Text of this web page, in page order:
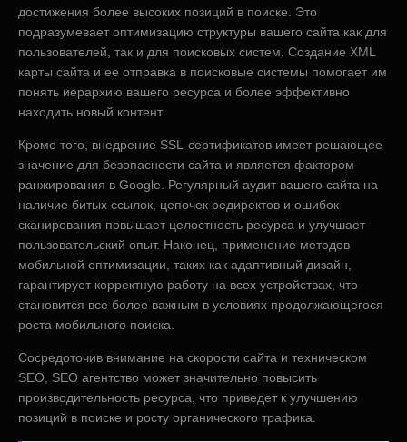
достижения более высоких позиций в поиске. Это
подразумевает оптимизацию структуры вашего сайта как для
пользователей, так и для поисковых систем. Создание XML
карты сайта и ее отправка в поисковые системы помогает им
понять иерархию вашего ресурса и более эффективно
находить новый контент.
Кроме того, внедрение SSL-сертификатов имеет решающее
значение для безопасности сайта и является фактором
ранжирования в Google. Регулярный аудит вашего сайта на
наличие битых ссылок, цепочек редиректов и ошибок
сканирования повышает целостность ресурса и улучшает
пользовательский опыт. Наконец, применение методов
мобильной оптимизации, таких как адаптивный дизайн,
гарантирует корректную работу на всех устройствах, что
становится все более важным в условиях продолжающегося
роста мобильного поиска.
Сосредоточив внимание на скорости сайта и техническом
SEO, SEO агентство может значительно повысить
производительность ресурса, что приведет к улучшению
позиций в поиске и росту органического трафика.